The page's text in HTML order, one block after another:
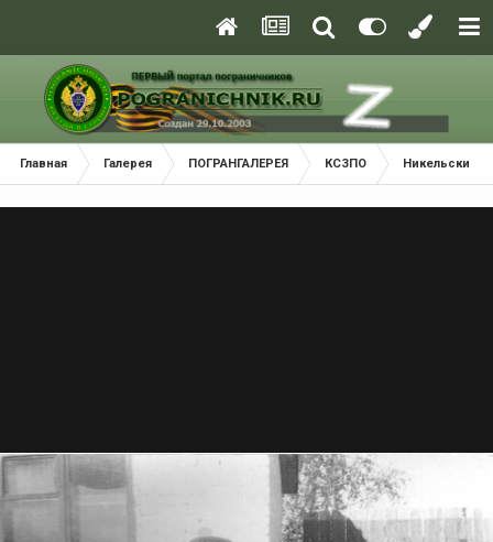
Главная Галерея ПОГРАНГАЛЕРЕЯ КСЗПО Никельский